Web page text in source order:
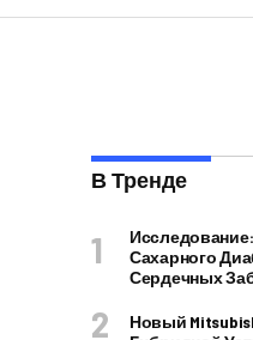
В Тренде
Сахарного
Сердечных
Новый